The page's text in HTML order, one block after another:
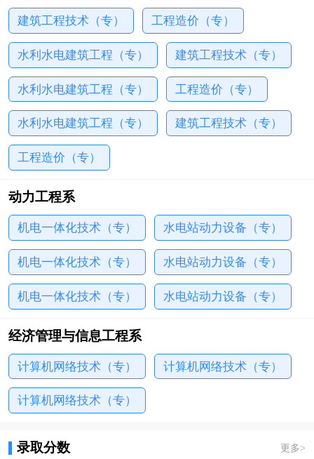
建筑工程技术（专） 工程造价（专）
水利水电建筑工程（专） 建筑工程技术（专）
水利水电建筑工程（专） 工程造价（专）
水利水电建筑工程（专） 建筑工程技术（专）
工程造价（专）
动力工程系
机电一体化技术（专） 水电站动力设备（专）
机电一体化技术（专） 水电站动力设备（专）
机电一体化技术（专） 水电站动力设备（专）
经济管理与信息工程系
计算机网络技术（专） 计算机网络技术（专）
计算机网络技术（专）
录取分数 更多>